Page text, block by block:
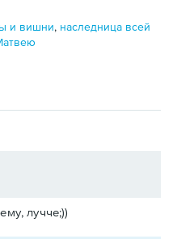
и вишни, наследница всей
лучче;))